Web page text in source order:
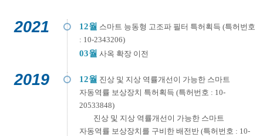
2021 12월 스마트 능동형 고조파 필터 특허획득 (특허번호
: 10-2343206)
03월 사옥 확장 이전
2019 12월 진상 및 지상 역률개선이 가능한 스마트
자동역률 보상장치 특허획득 (특허번호 : 10-
20533848)
진상 및 지상 역률개선이 가능한 스마트
자동역률 보상장치를 구비한 배전반 (특허번호 : 10-